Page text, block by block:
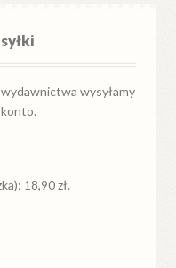
wysyłamy
18,90 zł.